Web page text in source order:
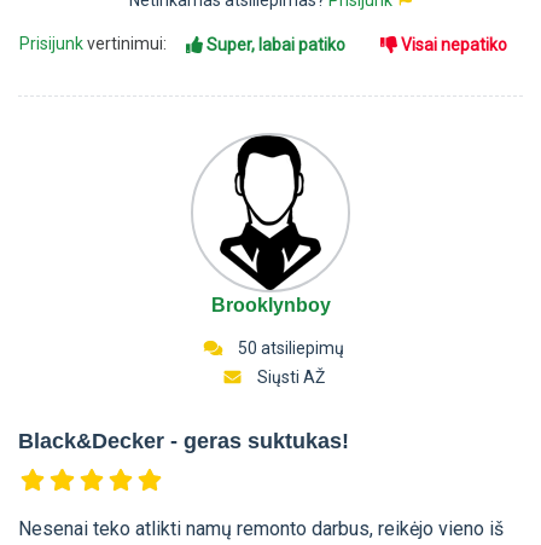
Prisijunkvertinimui: Super, labai patiko Visai nepatiko
Brooklynboy
50 atsiliepimų
Siųsti AŽ
Black&Decker - geras suktukas!
Nesenai teko atlikti namų remonto darbus, reikėjo vieno iš